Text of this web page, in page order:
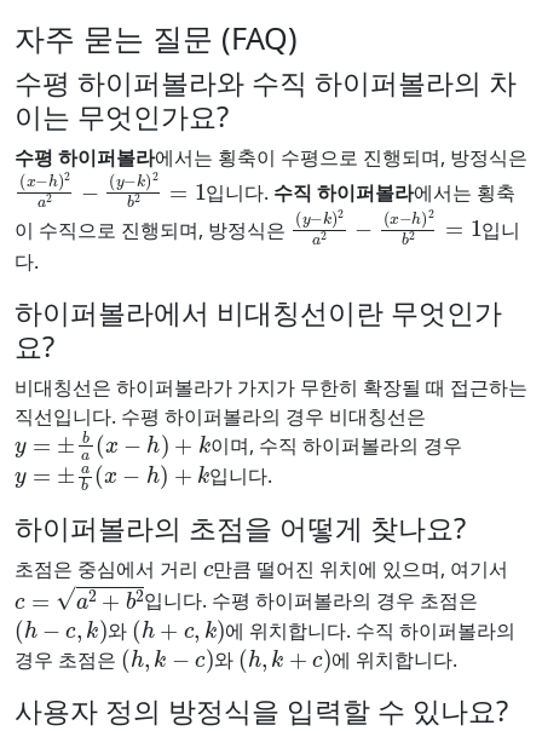
자주 묻는 질문 (FAQ)
수평 하이퍼볼라와 수직 하이퍼볼라의 차
이는 무엇인가요?
수평 하이퍼볼라에서는 횡축이 수평으로 진행되며, 방정식은
(x−h)2a2−
(y−k)2b2=1
입니다. 수직 하이퍼볼라에서는 횡축
이 수직으로 진행되며, 방정식은
(y−k) 2 a2−
(x−h) 2 b2=1
입니
다.
하이퍼볼라에서 비대칭선이란 무엇인가
요?
비대칭선은 하이퍼볼라가 가지가 무한히 확장될 때 접근하는
직선입니다. 수평 하이퍼볼라의 경우 비대칭선은
y=±ba(x− h)+k
이며, 수직 하이퍼볼라의 경우
y =± ab (x−h)+k
입니다.
하이퍼볼라의 초점을 어떻게 찾나요?
초점은 중심에서 거리 만큼 떨어진 위치에 있으며, 여기서
c=a2+b2
입니다. 수평 하이퍼볼라의 경우 초점은
(h− c, k)
와
(h+c,k)
에 위치합니다. 수직 하이퍼볼라의
경우 초점은
(h,k− c)
와
(h,k+c)
에 위치합니다.
사용자 정의 방정식을 입력할 수 있나요?